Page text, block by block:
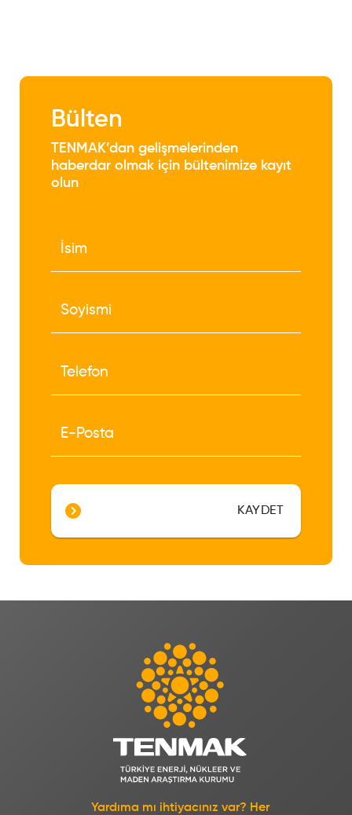
Bülten
TENMAK’dan gelişmelerinden
haberdar olmak için bültenimize kayıt
olun
KAYDET
Yardıma mı ihtiyacınız var? Her